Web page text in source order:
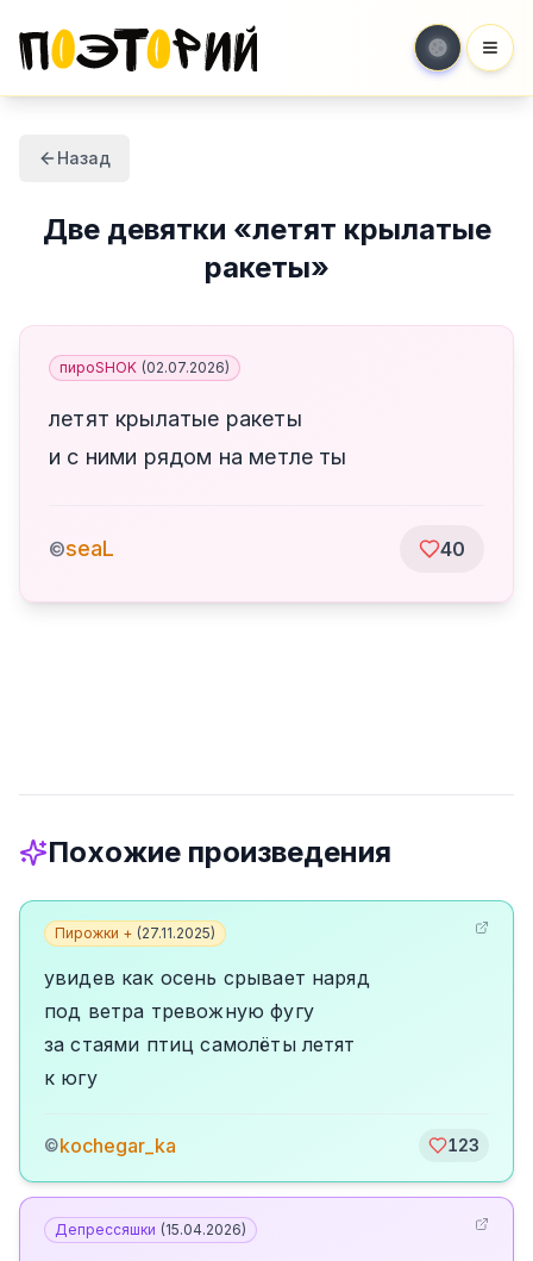
Назад
Две девятки «летят крылатые
ракеты»
пироSHOK (02.07.2026)
летят крылатые ракеты
и с ними рядом на метле ты
©seaL 40
Похожие произведения
Пирожки + (27.11.2025)
увидев как осень срывает наряд
под ветра тревожную фугу
за стаями птиц самолёты летят
к югу
©kochegar_ka 123
Депрессяшки (15.04.2026)